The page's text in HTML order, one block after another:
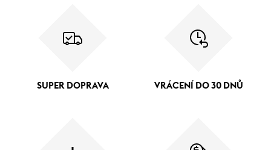
SUPER DOPRAVA VRÁCENÍ DO 30 DNŮ